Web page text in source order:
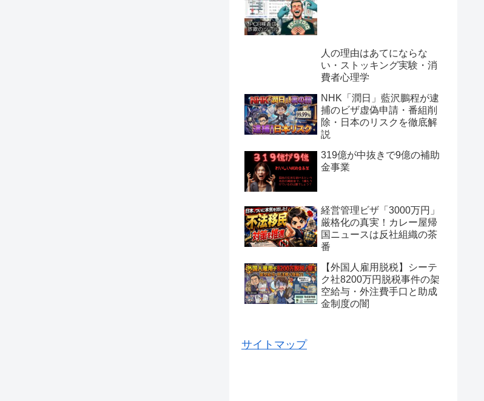
人の理由はあてにならな
い・ストッキング実験・消
費者心理学
NHK「潤日」藍沢鵬程が逮
捕のビザ虚偽申請・番組削
除・日本のリスクを徹底解
説
319億が中抜きで9億の補助
金事業
経営管理ビザ「3000万円」
厳格化の真実！カレー屋帰
国ニュースは反社組織の茶
番
【外国人雇用脱税】シーテ
ク社8200万円脱税事件の架
空給与・外注費手口と助成
金制度の闇
サイトマップ